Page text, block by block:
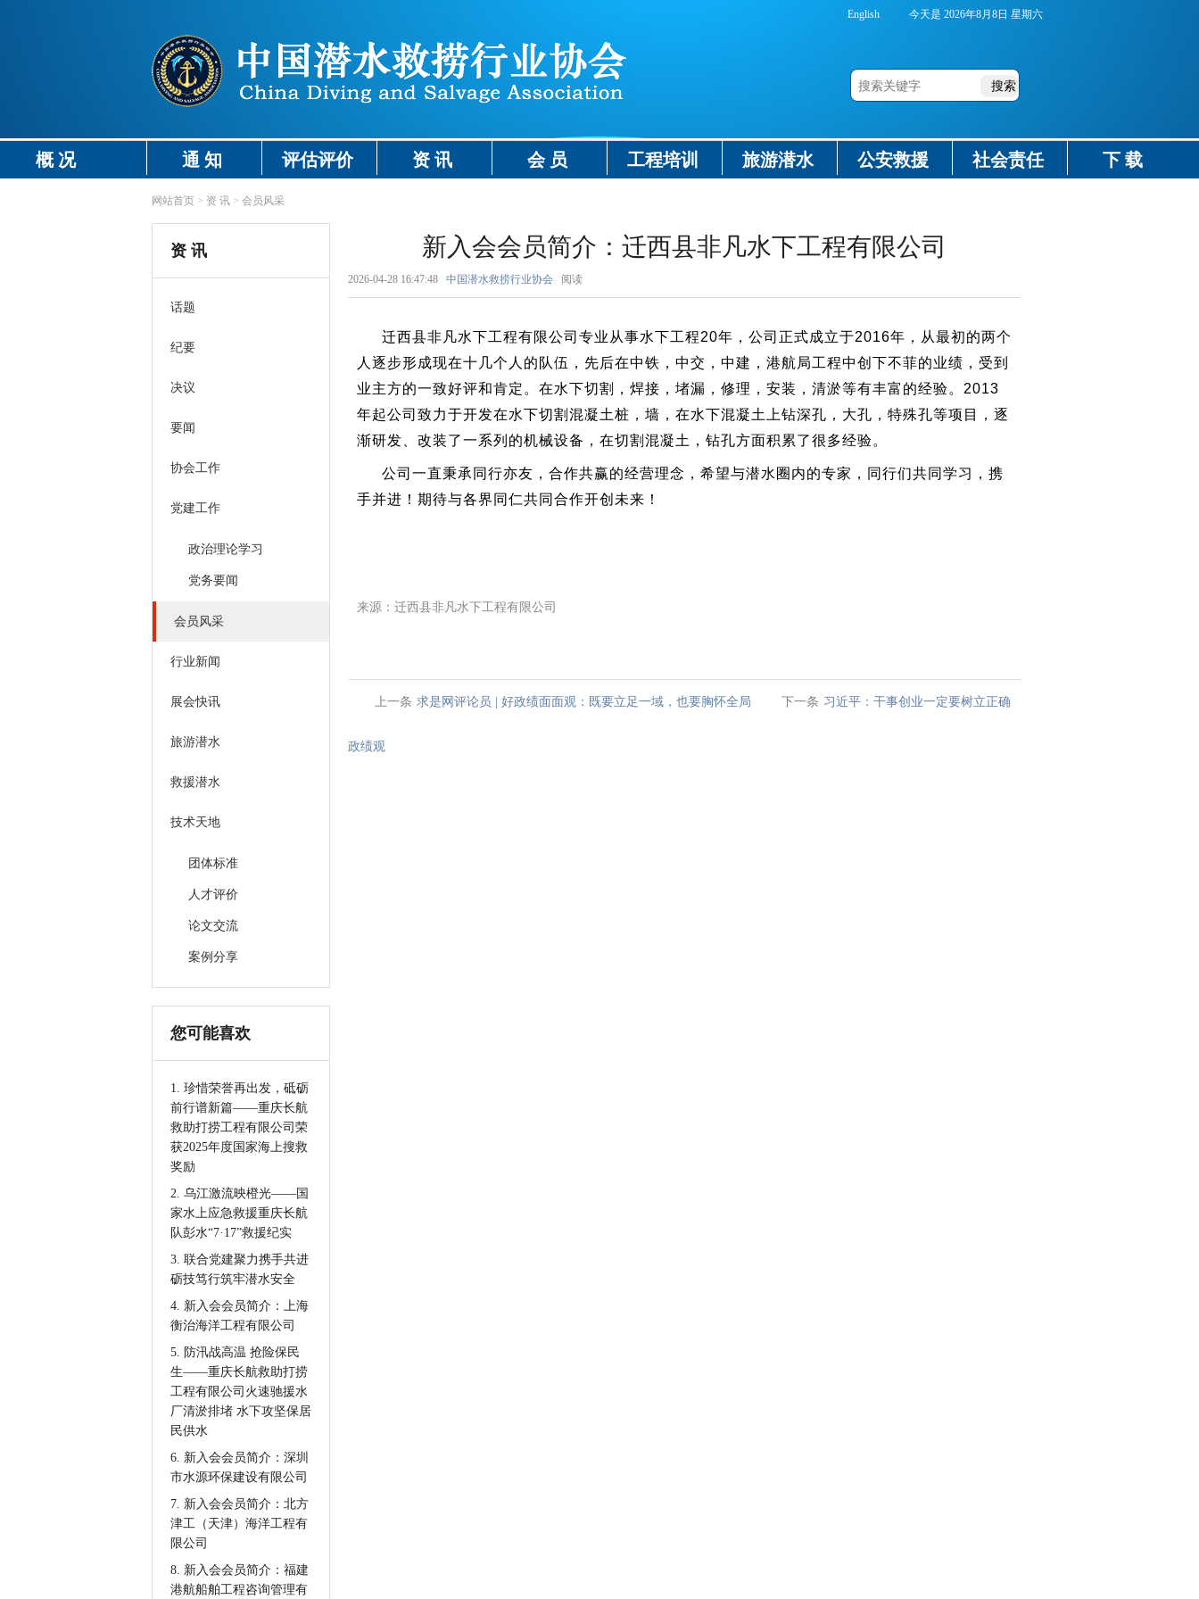
English 今天是 2026年8月8日 星期六
概 况 通 知 评估评价 资 讯 会 员 工程培训 旅游潜水 公安救援 社会责任 下 载
网站首页> 资 讯> 会员风采
资 讯
话题
纪要
决议
要闻
协会工作
党建工作
政治理论学习
党务要闻
会员风采
行业新闻
展会快讯
旅游潜水
救援潜水
技术天地
团体标准
人才评价
论文交流
案例分享
您可能喜欢
1. 珍惜荣誉再出发，砥砺
前行谱新篇——重庆长航
救助打捞工程有限公司荣
获2025年度国家海上搜救
奖励
2. 乌江激流映橙光——国
家水上应急救援重庆长航
队彭水“7·17”救援纪实
3. 联合党建聚力携手共进
砺技笃行筑牢潜水安全
4. 新入会会员简介：上海
衡治海洋工程有限公司
5. 防汛战高温 抢险保民
生——重庆长航救助打捞
工程有限公司火速驰援水
厂清淤排堵 水下攻坚保居
民供水
6. 新入会会员简介：深圳
市水源环保建设有限公司
7. 新入会会员简介：北方
津工（天津）海洋工程有
限公司
8. 新入会会员简介：福建
港航船舶工程咨询管理有
新入会会员简介：迁西县非凡水下工程有限公司
2026-04-28 16:47:48 中国潜水救捞行业协会 阅读
迁西县非凡水下工程有限公司专业从事水下工程20年，公司正式成立于2016年，从最初的两个
人逐步形成现在十几个人的队伍，先后在中铁，中交，中建，港航局工程中创下不菲的业绩，受到
业主方的一致好评和肯定。在水下切割，焊接，堵漏，修理，安装，清淤等有丰富的经验。2013
年起公司致力于开发在水下切割混凝土桩，墙，在水下混凝土上钻深孔，大孔，特殊孔等项目，逐
渐研发、改装了一系列的机械设备，在切割混凝土，钻孔方面积累了很多经验。
公司一直秉承同行亦友，合作共赢的经营理念，希望与潜水圈内的专家，同行们共同学习，携
手并进！期待与各界同仁共同合作开创未来！
来源： 迁西县非凡水下工程有限公司
上一条 求是网评论员 | 好政绩面面观：既要立足一域，也要胸怀全局 下一条 习近平：干事创业一定要树立正确
政绩观